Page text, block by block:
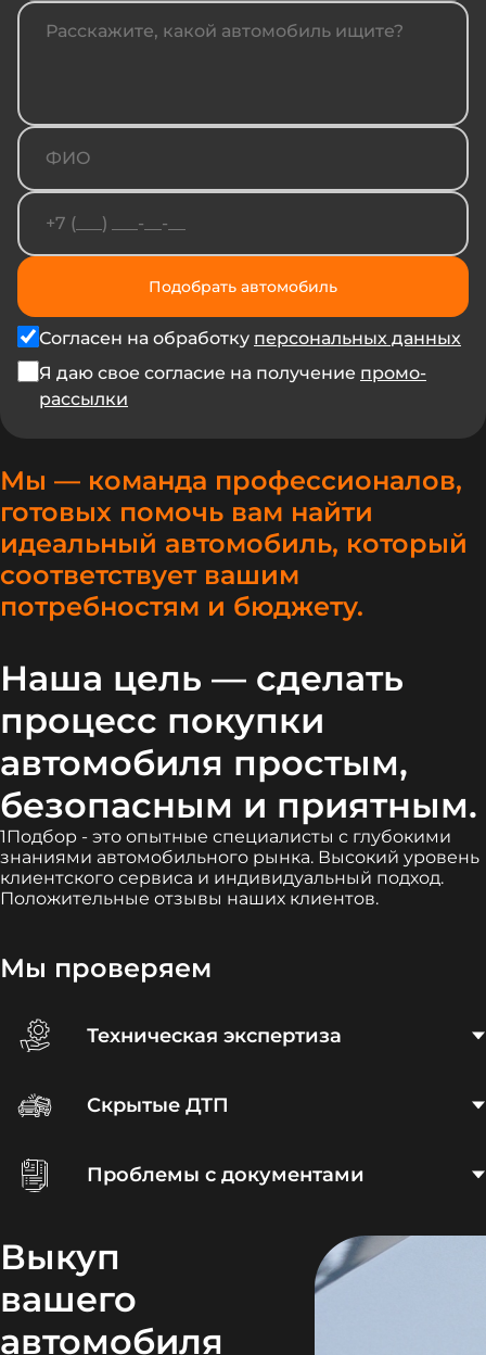
Подобрать автомобиль
Согласен на обработку персональных данных
Я даю свое согласие на получение промо-
рассылки
Мы — команда профессионалов,
готовых помочь вам найти
идеальный автомобиль, который
соответствует вашим
потребностям и бюджету.
Наша цель — сделать
процесс покупки
автомобиля простым,
безопасным и приятным.
1Подбор - это опытные специалисты с глубокими
знаниями автомобильного рынка. Высокий уровень
клиентского сервиса и индивидуальный подход.
Положительные отзывы наших клиентов.
Мы проверяем
Техническая экспертиза
Скрытые ДТП
Проблемы с документами
Выкуп
вашего
автомобиля